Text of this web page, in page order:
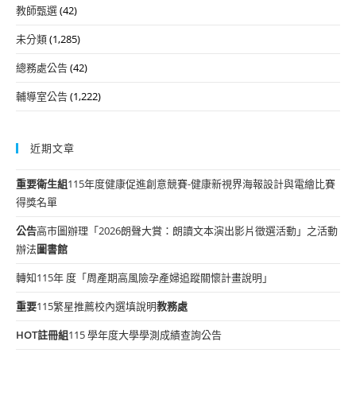
教師甄選(42)
未分類(1,285)
總務處公告(42)
輔導室公告(1,222)
近期文章
重要衛生組115年度健康促進創意競賽-健康新視界海報設計與電繪比賽
得獎名單
公告高市圖辦理「2026朗聲大賞：朗讀文本演出影片徵選活動」之活動
辦法圖書館
轉知115年 度「周產期高風險孕產婦追蹤關懷計畫說明」
重要115繁星推薦校內選填說明教務處
HOT註冊組115 學年度大學學測成績查詢公告